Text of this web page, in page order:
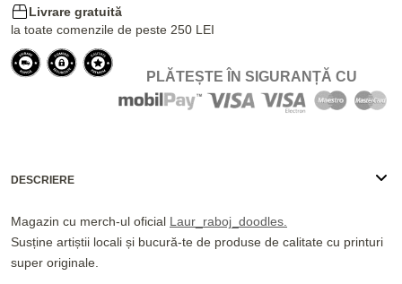
Livrare gratuită
la toate comenzile de peste 250 LEI
PLĂTEȘTE ÎN SIGURANȚĂ CU
DESCRIERE
Magazin cu merch-ul oficial Laur_raboj_doodles.
Susține artiștii locali și bucură-te de produse de calitate cu printuri
super originale.